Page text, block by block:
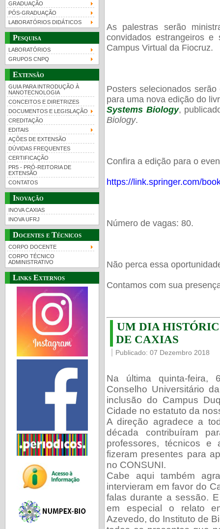
GRADUAÇÃO
PÓS-GRADUAÇÃO
LABORATÓRIOS DIDÁTICOS
Pesquisa
LABORATÓRIOS
GRUPOS CNPQ
Extensão
GUIA PARA INTRODUÇÃO À
NANOTECNOLOGIA
CONCEITOS E DIRETRIZES
DOCUMENTOS E LEGISLAÇÃO
CREDITAÇÃO
EDITAIS
AÇÕES DE EXTENSÃO
DÚVIDAS FREQUENTES
CERTIFICAÇÃO
PR5 - PRÓ-REITORIA DE
EXTENSÃO
CONTATOS
Inovação
INOVA CAXIAS
INOVA UFRJ
Docentes e Técnicos
CORPO DOCENTE
CORPO TÉCNICO
ADMINISTRATIVO
Links Externos
As palestras serão
convidados estrangeiros e
Campus Virtual da Fiocruz.
Posters selecionados
para uma nova edição do
Systems Biology,
Biology.
Confira a edição para o
https://link.springer.com/
Número de vagas: 80.
Não perca essa
Contamos com sua
UM DIA
DE CAXIAS
Publicado: 07 Dezembro 2018
Na última quinta-feira,
Conselho Universitário
inclusão do Campus
Cidade no estatuto da
A direção agradece a
década contribuíram
professores, técnicos
fizeram presentes para
no CONSUNI.
Cabe aqui também
intervieram em favor do
falas durante a sessão.
em especial o relato
Azevedo, do Instituto de